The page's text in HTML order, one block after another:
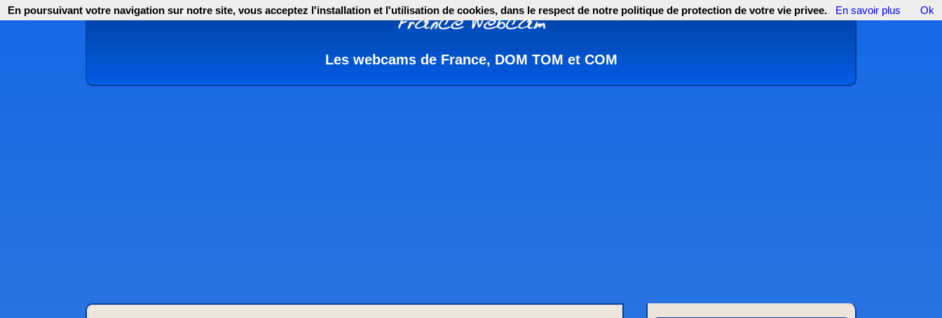
Les webcams de France, DOM TOM et COM
En poursuivant votre navigation sur notre site, vous acceptez l'installation et l'utilisation de cookies, dans le respect de notre politique de protection de votre vie privee. En savoir plus Ok